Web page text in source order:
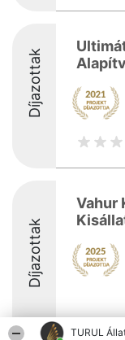
TURUL
Díjazottak
Díjazottak
Vahur
9